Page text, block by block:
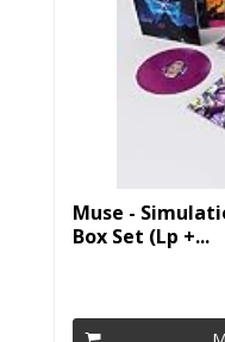
Muse -
Box Set (Lp +...